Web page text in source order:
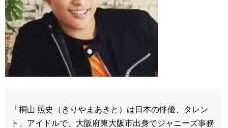
「桐山 照史（きりやまあきと）は日本の俳優、タレン
ト、アイドルで、大阪府東大阪市出身でジャニーズ事務